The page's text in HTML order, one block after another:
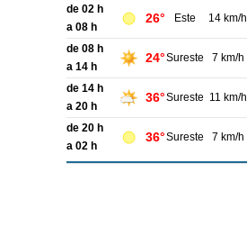
de 02 h
a 08 h
26° Este 14 km/h
de 08 h
a 14 h
24°Sureste 7 km/h
de 14 h
a 20 h
36°Sureste 11 km/h
de 20 h
a 02 h
36°Sureste 7 km/h